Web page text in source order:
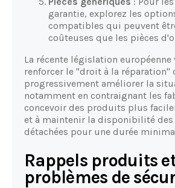
garantie, explorez les
compatibles qui peuvent
coûteuses que les pièces
La récente législation européenne
renforcer le "droit à la réparation"
progressivement améliorer la
notamment en contraignant les
concevoir des produits plus
et à maintenir la disponibilité des
détachées pour une durée
Rappels produits
problèmes de